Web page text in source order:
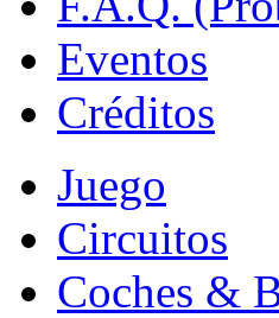
Eventos
Créditos
Juego
Circuitos
Coches &